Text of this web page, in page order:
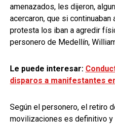
amenazados, les dijeron,
acercaron, que si continuaban
protesta los iban a agredir
personero de Medellín,
Le puede interesar:
disparos a manifestantes
Según el personero, el retiro
movilizaciones es definitivo y